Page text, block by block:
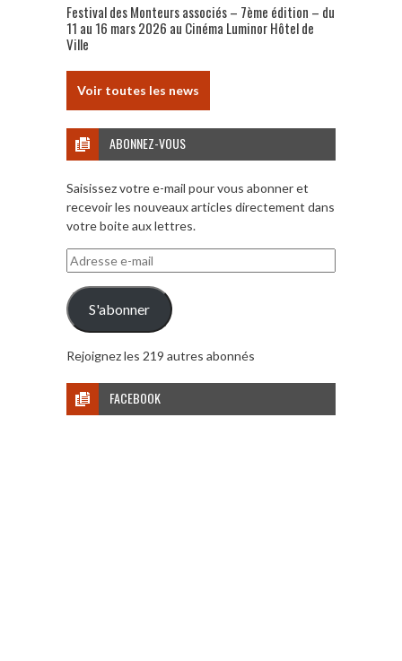
Festival des Monteurs associés – 7ème édition – du
11 au 16 mars 2026 au Cinéma Luminor Hôtel de
Ville
Voir toutes les news
ABONNEZ-VOUS
Saisissez votre e-mail pour vous abonner et
recevoir les nouveaux articles directement dans
votre boite aux lettres.
Adresse
e-
mail
S'abonner
Rejoignez les 219 autres abonnés
FACEBOOK